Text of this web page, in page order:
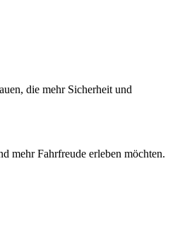
die mehr Sicherheit und
mehr Fahrfreude erleben möchten.